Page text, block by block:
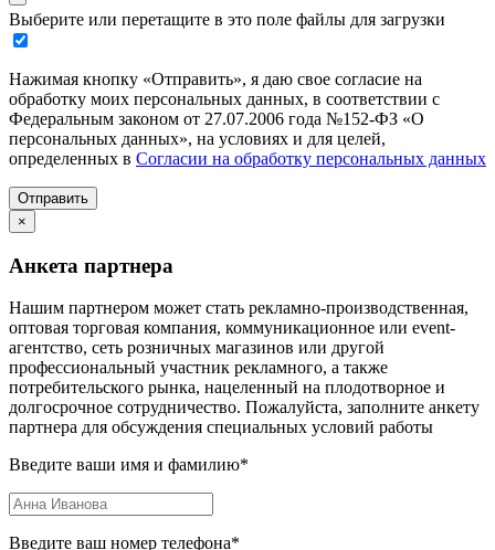
Выберите или перетащите в это поле файлы для загрузки
Нажимая кнопку «Отправить», я даю свое согласие на
обработку моих персональных данных, в соответствии с
Федеральным законом от 27.07.2006 года №152-ФЗ «О
персональных данных», на условиях и для целей,
определенных в Согласии на обработку персональных данных
Отправить
×
Анкета партнера
Нашим партнером может стать рекламно-производственная,
оптовая торговая компания, коммуникационное или event-
агентство, сеть розничных магазинов или другой
профессиональный участник рекламного, а также
потребительского рынка, нацеленный на плодотворное и
долгосрочное сотрудничество. Пожалуйста, заполните анкету
партнера для обсуждения специальных условий работы
Введите ваши имя и фамилию*
Введите ваш номер телефона*